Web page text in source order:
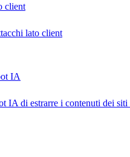
client
lato client
IA
IA di estrarre i contenuti dei siti